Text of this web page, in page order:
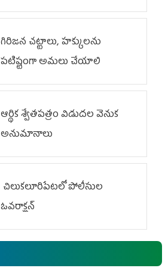
గిరిజన చట్టాలు, హక్కులను
పటిష్టంగా అమలు చేయాలి
ఆర్థిక శ్వేతపత్రం విడుదల వెనుక
అనుమానాలు
చిలుక‌లూరిపేట‌లో పోలీసుల
ఓవ‌రాక్ష‌న్‌